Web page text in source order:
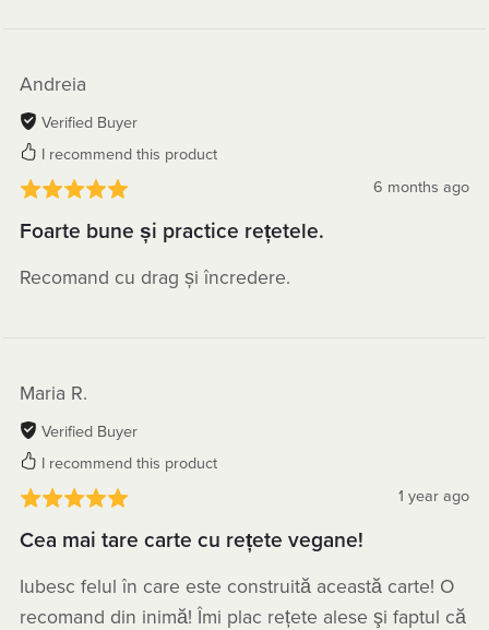
Andreia
Verified Buyer
I recommend this product
6 months ago
Foarte bune și practice rețetele.
Recomand cu drag și încredere.
Maria R.
Verified Buyer
I recommend this product
1 year ago
Cea mai tare carte cu rețete vegane!
Iubesc felul în care este construită această carte! O
recomand din inimă! Îmi plac rețete alese şi faptul că